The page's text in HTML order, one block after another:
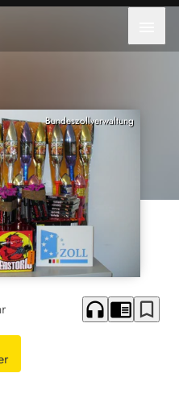
Bundeszollverwaltung
headphones chrome_reader_mode bookmark_border